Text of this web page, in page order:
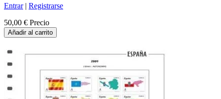
Entrar| Registrarse
50,00 € Precio
Añadir al carrito